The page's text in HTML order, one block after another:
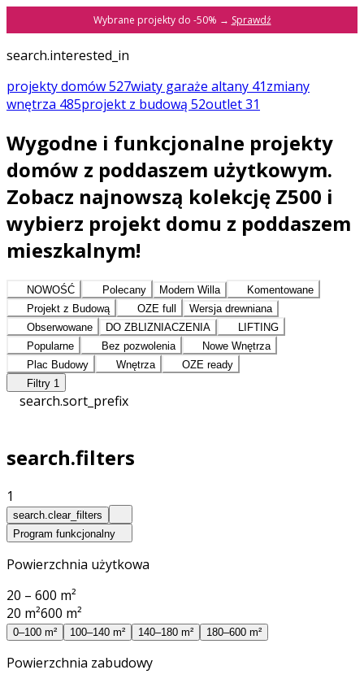
Wybrane projekty do -50% → Sprawdź
search.interested_in
projekty domów527wiaty garaże altany 41zmiany
wnętrza 485projekt z budową 52outlet31
Wygodne i funkcjonalne projekty
domów z poddaszem użytkowym.
Zobacz najnowszą kolekcję Z500 i
wybierz projekt domu z poddaszem
mieszkalnym!
NOWOŚĆ Polecany Modern Willa
Komentowane
Projekt z Budową
OZE full
Wersja drewniana
Obserwowane
DO ZBLIZNIACZENIA
LIFTING
Popularne
Bez pozwolenia
Nowe Wnętrza
Plac Budowy
Wnętrza
OZE ready
Filtry 1
search.sort_prefix
search.filters
1
search.clear_filters
Program funkcjonalny
Powierzchnia użytkowa
20 – 600 m²
20 m²600 m²
0–100 m² 100–140 m² 140–180 m² 180–600 m²
Powierzchnia zabudowy